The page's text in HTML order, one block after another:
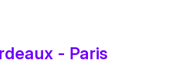
- Paris